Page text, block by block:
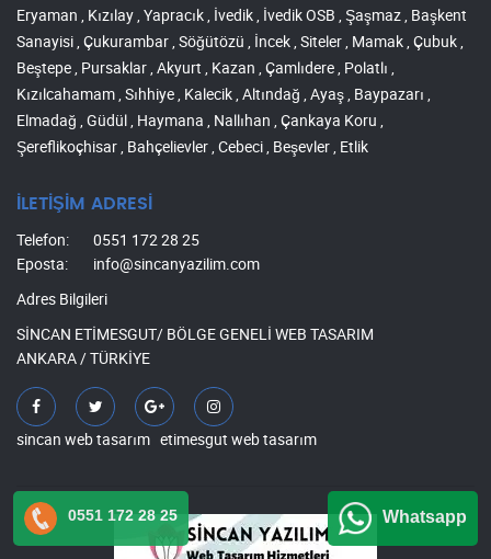
Eryaman , Kızılay , Yapracık , İvedik , İvedik OSB , Şaşmaz , Başkent
Sanayisi , Çukurambar , Söğütözü , İncek , Siteler , Mamak , Çubuk ,
Beştepe , Pursaklar , Akyurt , Kazan , Çamlıdere , Polatlı ,
Kızılcahamam , Sıhhiye , Kalecik , Altındağ , Ayaş , Baypazarı ,
Elmadağ , Güdül , Haymana , Nallıhan , Çankaya Koru ,
Şereflikoçhisar , Bahçelievler , Cebeci , Beşevler , Etlik
İLETİŞİM ADRESİ
Telefon:
0551 172 28 25
Eposta:
info@sincanyazilim.com
Adres Bilgileri
SİNCAN ETİMESGUT/ BÖLGE GENELİ WEB TASARIM
ANKARA / TÜRKİYE
sincan web tasarım etimesgut web tasarım
0551 172 28 25 Whatsapp